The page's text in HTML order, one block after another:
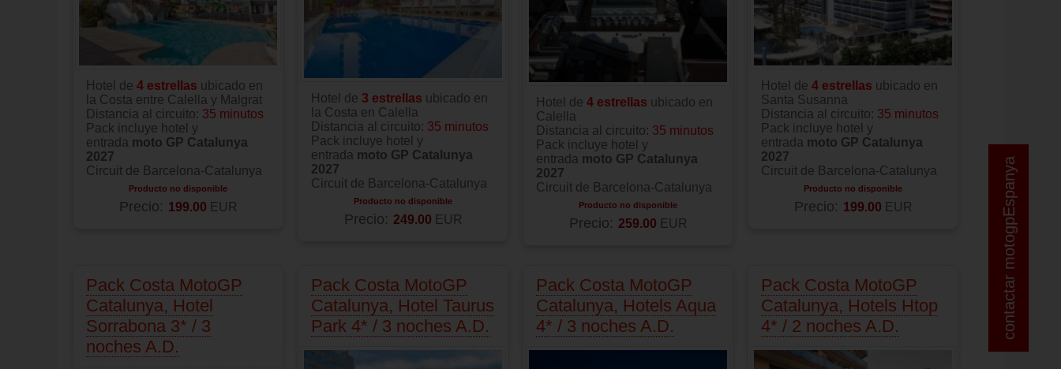
contactar motogpEspanya
contactar motogpEspanya
Hotel de 4 estrellas ubicado en
la Costa entre Calella y Malgrat
Distancia al circuito: 35 minutos
Pack incluye hotel y
entrada moto GP Catalunya
2027
Circuit de Barcelona-Catalunya
Producto no disponible
Precio: 199.00 EUR
Hotel de 3 estrellas ubicado en
la Costa en Calella
Distancia al circuito: 35 minutos
Pack incluye hotel y
entrada moto GP Catalunya
2027
Circuit de Barcelona-Catalunya
Producto no disponible
Precio: 249.00 EUR
Hotel de 4 estrellas ubicado en
Calella
Distancia al circuito: 35 minutos
Pack incluye hotel y
entrada moto GP Catalunya
2027
Circuit de Barcelona-Catalunya
Producto no disponible
Precio: 259.00 EUR
Hotel de 4 estrellas ubicado en
Santa Susanna
Distancia al circuito: 35 minutos
Pack incluye hotel y
entrada moto GP Catalunya
2027
Circuit de Barcelona-Catalunya
Producto no disponible
Precio: 199.00 EUR
Pack Costa MotoGP
Catalunya, Hotel
Sorrabona 3* / 3
noches A.D.
Pack Costa MotoGP
Catalunya, Hotel Taurus
Park 4* / 3 noches A.D.
Pack Costa MotoGP
Catalunya, Hotels Aqua
4* / 3 noches A.D.
Pack Costa MotoGP
Catalunya, Hotels Htop
4* / 2 noches A.D.